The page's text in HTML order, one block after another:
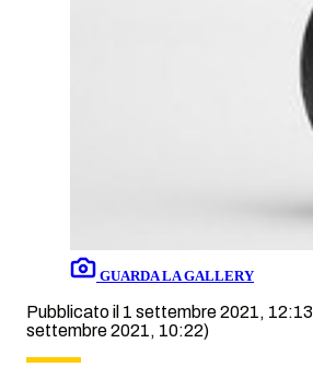
GUARDA LA GALLERY
Pubblicato il 1 settembre 2021, 12:13
settembre 2021, 10:22)